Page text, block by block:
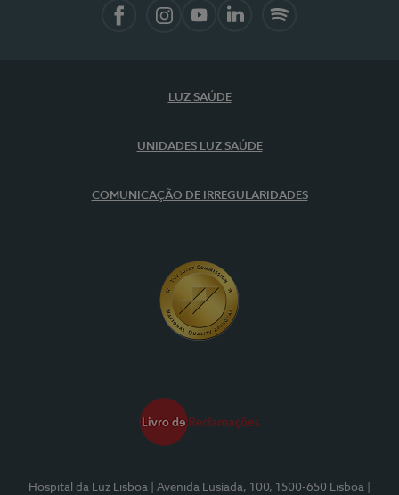
LUZ SAÚDE
UNIDADES LUZ SAÚDE
COMUNICAÇÃO DE IRREGULARIDADES
Hospital da Luz Lisboa | Avenida Lusíada, 100, 1500-650 Lisboa